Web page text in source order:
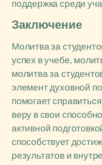
поддержка среди
Заключение
Молитва за
успех в учебе,
молитва за
элемент духовной
помогает
веру в свои
активной
способствует
результатов и